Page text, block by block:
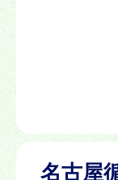
名古屋